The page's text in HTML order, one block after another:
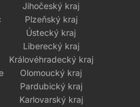
Jihočeský kraj
Plzeňský kraj
Ústecký kraj
Liberecký kraj
Královéhradecký kraj
Olomoucký kraj
Pardubický kraj
Karlovarský kraj